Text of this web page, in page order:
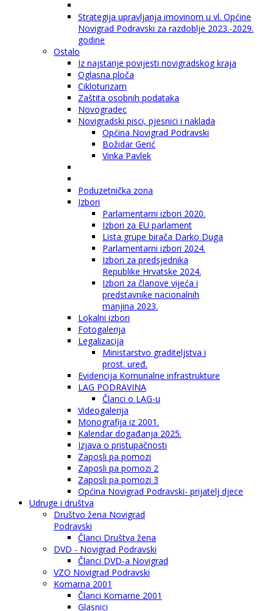
Strategija upravljanja imovinom u vl. Općine
Novigrad Podravski za razdoblje 2023.-2029.
godine
Ostalo
Iz najstarije povijesti novigradskog kraja
Oglasna ploča
Cikloturizam
Zaštita osobnih podataka
Novogradec
Novigradski pisci, pjesnici i naklada
Općina Novigrad Podravski
Božidar Gerić
Vinka Pavlek
Poduzetnička zona
Izbori
Parlamentarni izbori 2020.
Izbori za EU parlament
Lista grupe birača Darko Duga
Parlamentarni izbori 2024.
Izbori za predsjednika
Republike Hrvatske 2024.
Izbori za članove vijeća i
predstavnike nacionalnih
manjina 2023.
Lokalni izbori
Fotogalerija
Legalizacija
Ministarstvo graditeljstva i
prost. uređ.
Evidencija Komunalne infrastrukture
LAG PODRAVINA
Članci o LAG-u
Videogalerija
Monografija iz 2001.
Kalendar događanja 2025.
Izjava o pristupačnosti
Zaposli pa pomozi
Zaposli pa pomozi 2
Zaposli pa pomozi 3
Općina Novigrad Podravski- prijatelj djece
Udruge i društva
Društvo žena Novigrad
Podravski
Članci Društva žena
DVD - Novigrad Podravski
Članci DVD-a Novigrad
VZO Novigrad Podravski
Komarna 2001
Članci Komarne 2001
Glasnici